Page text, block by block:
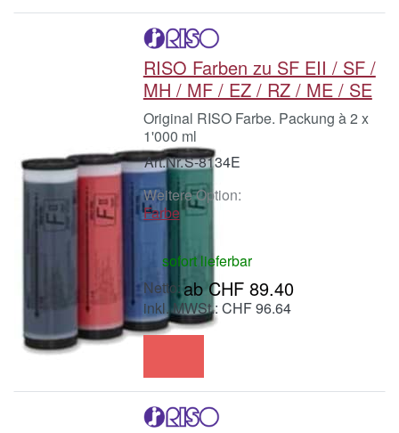
RISO Farben zu SF EII / SF /
MH / MF / EZ / RZ / ME / SE
Original RISO Farbe. Packung à 2 x
1'000 ml
Art.Nr.S-8134E
Weitere Option:
Farbe
sofort lieferbar
ab CHF 89.40
inkl. MWSt.: CHF 96.64